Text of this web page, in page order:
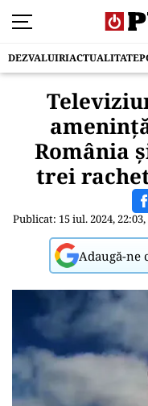
DEZVALUIRIACTUALITATE
România
trei
Publicat: 15 iul. 2024, 22:03,
Adaugă-ne